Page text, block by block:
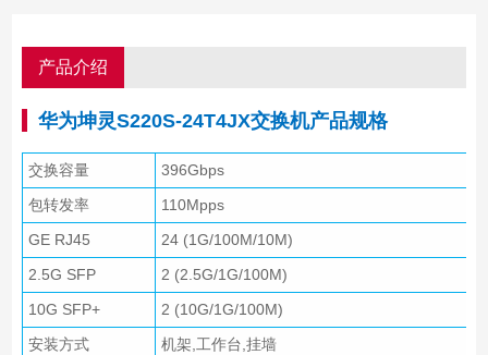
产品介绍
华为坤灵S220S-24T4JX交换机产品规格
交换容量
396Gbps
包转发率
110Mpps
GE RJ45
24 (1G/100M/10M)
2.5G SFP
2 (2.5G/1G/100M)
10G SFP+
2 (10G/1G/100M)
安装方式
机架,工作台,挂墙